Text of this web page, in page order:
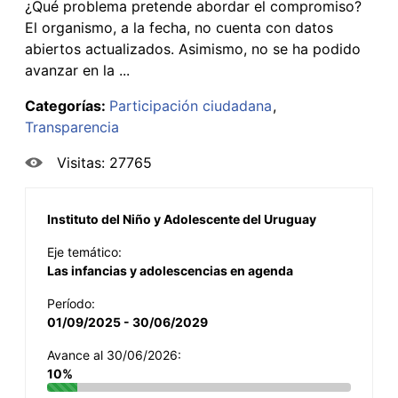
¿Qué problema pretende abordar el compromiso?
El organismo, a la fecha, no cuenta con datos
abiertos actualizados. Asimismo, no se ha podido
avanzar en la ...
Categorías: Participación ciudadana
Transparencia
Visitas: 27765
Instituto del Niño y Adolescente del Uruguay
Eje temático:
Las infancias y adolescencias en agenda
Período:
01/09/2025 - 30/06/2029
Avance al 30/06/2026:
10%